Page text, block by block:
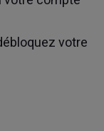
votre